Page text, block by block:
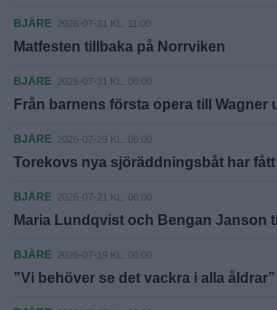
BJÄRE 2026-07-31 KL. 11:00
Matfesten tillbaka på Norrviken
BJÄRE 2026-07-31 KL. 06:00
Från barnens första opera till Wagner
BJÄRE 2026-07-29 KL. 06:00
Torekovs nya sjöräddningsbåt har
BJÄRE 2026-07-21 KL. 06:00
Maria Lundqvist och Bengan Janson
BJÄRE 2026-07-19 KL. 06:00
”Vi behöver se det vackra i alla åldrar”